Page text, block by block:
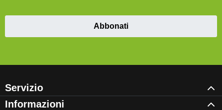
Abbonati
Servizio
Informazioni